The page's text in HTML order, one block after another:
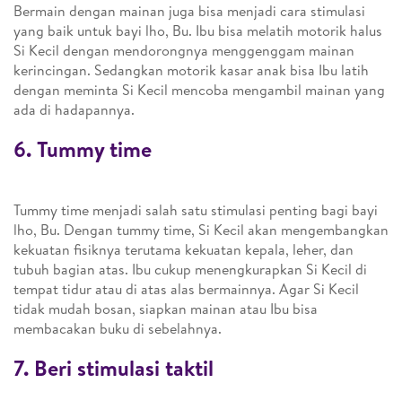
Bermain dengan mainan juga bisa menjadi cara stimulasi
yang baik untuk bayi lho, Bu. Ibu bisa melatih motorik halus
Si Kecil dengan mendorongnya menggenggam mainan
kerincingan. Sedangkan motorik kasar anak bisa Ibu latih
dengan meminta Si Kecil mencoba mengambil mainan yang
ada di hadapannya.
6. Tummy time
Tummy time menjadi salah satu stimulasi penting bagi bayi
lho, Bu. Dengan tummy time, Si Kecil akan mengembangkan
kekuatan fisiknya terutama kekuatan kepala, leher, dan
tubuh bagian atas. Ibu cukup menengkurapkan Si Kecil di
tempat tidur atau di atas alas bermainnya. Agar Si Kecil
tidak mudah bosan, siapkan mainan atau Ibu bisa
membacakan buku di sebelahnya.
7. Beri stimulasi taktil